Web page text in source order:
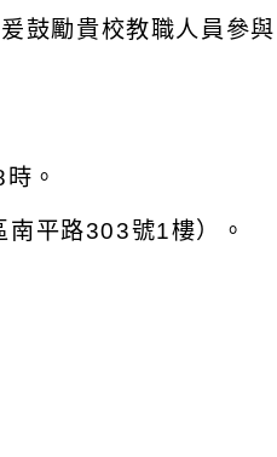
鼓勵貴校教職人員參
時。
南平路303號1樓）。